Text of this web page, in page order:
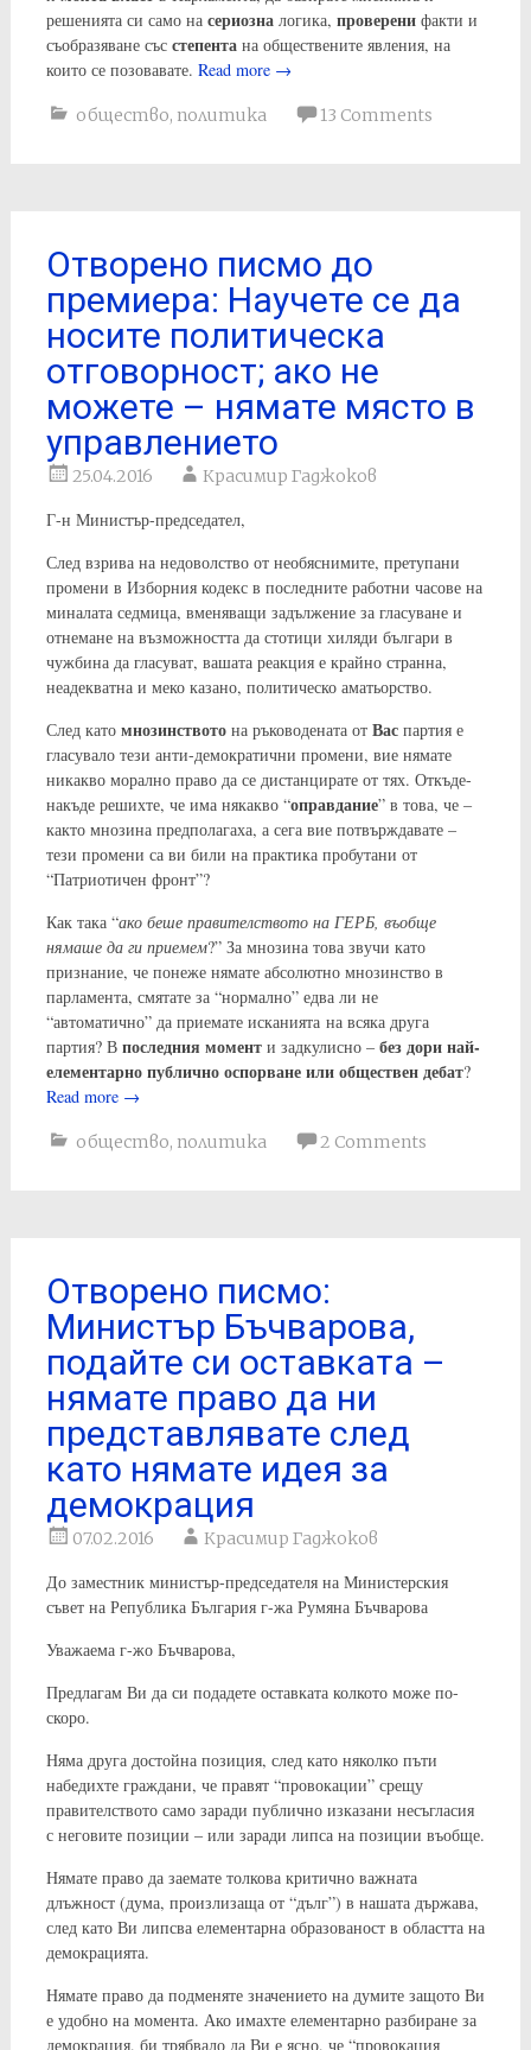
решенията си само на сериозналогика, проверенифакти и
съобразяване със степентана обществените явления, на
които се позовавате. Read more →
общество, политика 13 Comments
Отворено писмо до
премиера: Научете се да
носите политическа
отговорност; ако не
можете – нямате място в
управлението
25.04.2016 Красимир Гаджоков
Г-н Министър-председател,
След взрива на недоволство от необяснимите, претупани
промени в Изборния кодекс в последните работни часове на
миналата седмица, вменяващи задължение за гласуване и
отнемане на възможността да стотици хиляди българи в
чужбина да гласуват, вашата реакция е крайно странна,
неадекватна и меко казано, политическо аматьорство.
След като мнозинствотона ръководената от Васпартия е
гласувало тези анти-демократични промени, вие нямате
никакво морално право да се дистанцирате от тях. Откъде-
накъде решихте, че има някакво “оправдание” в това, че –
както мнозина предполагаха, а сега вие потвърждавате –
тези промени са ви били на практика пробутани от
“Патриотичен фронт”?
Как така “ако беше правителството на ГЕРБ, въобще
нямаше да ги приемем?” За мнозина това звучи като
признание, че понеже нямате абсолютно мнозинство в
парламента, смятате за “нормално” едва ли не
“автоматично” да приемате исканията на всяка друга
партия? В последния моменти задкулисно – без дори най-
елементарно публично оспорване или обществен дебат?
Read more →
общество, политика 2 Comments
Отворено писмо:
Министър Бъчварова,
подайте си оставката –
нямате право да ни
представлявате след
като нямате идея за
демокрация
07.02.2016 Красимир Гаджоков
До заместник министър-председателя на Министерския
съвет на Република България г-жа Румяна Бъчварова
Уважаема г-жо Бъчварова,
Предлагам Ви да си подадете оставката колкото може по-
скоро.
Няма друга достойна позиция, след като няколко пъти
набедихте граждани, че правят “провокации” срещу
правителството само заради публично изказани несъгласия
с неговите позиции – или заради липса на позиции въобще.
Нямате право да заемате толкова критично важната
длъжност (дума, произлизаща от “дълг”) в нашата държава,
след като Ви липсва елементарна образованост в областта на
демокрацията.
Нямате право да подменяте значението на думите защото Ви
е удобно на момента. Ако имахте елементарно разбиране за
демокрация, би трябвало да Ви е ясно, че “провокация